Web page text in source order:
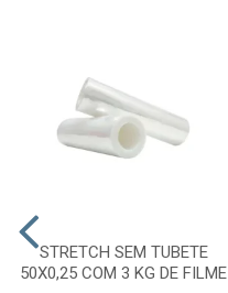
STRETCH SEM TUBETE
50X0,25 COM 3 KG DE FILME